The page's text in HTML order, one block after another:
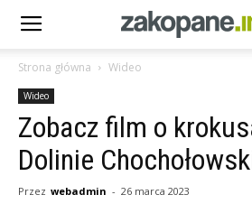
Strona główna Wideo
Wideo
Zobacz film o
Dolinie
Przez webadmin - 26 marca 2023